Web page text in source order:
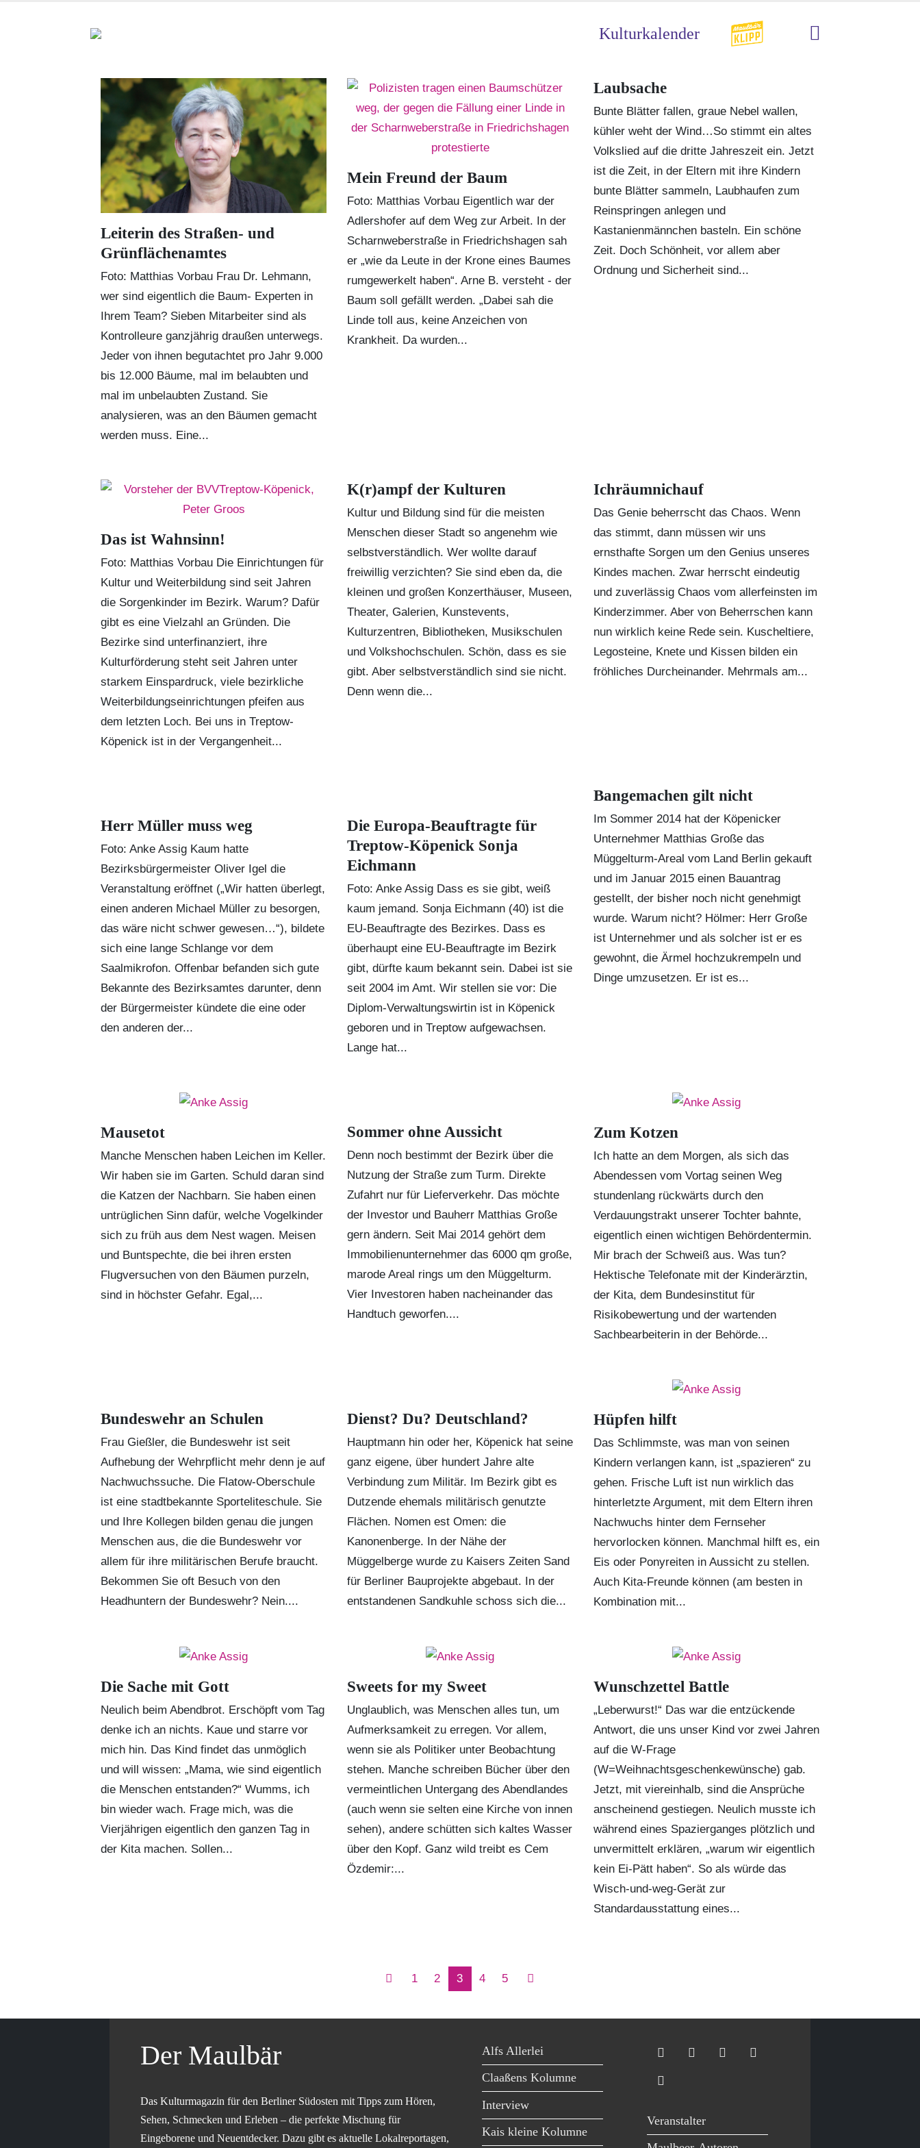
Kulturkalender
Leiterin des Straßen- und
Grünflächenamtes
Foto: Matthias Vorbau Frau Dr. Lehmann,
wer sind eigentlich die Baum- Experten in
Ihrem Team? Sieben Mitarbeiter sind als
Kontrolleure ganzjährig draußen unterwegs.
Jeder von ihnen begutachtet pro Jahr 9.000
bis 12.000 Bäume, mal im belaubten und
mal im unbelaubten Zustand. Sie
analysieren, was an den Bäumen gemacht
werden muss. Eine...
Mein Freund der Baum
Foto: Matthias Vorbau Eigentlich war der
Adlershofer auf dem Weg zur Arbeit. In der
Scharnweberstraße in Friedrichshagen sah
er „wie da Leute in der Krone eines Baumes
rumgewerkelt haben“. Arne B. versteht - der
Baum soll gefällt werden. „Dabei sah die
Linde toll aus, keine Anzeichen von
Krankheit. Da wurden...
Laubsache
Bunte Blätter fallen, graue Nebel wallen,
kühler weht der Wind…So stimmt ein altes
Volkslied auf die dritte Jahreszeit ein. Jetzt
ist die Zeit, in der Eltern mit ihre Kindern
bunte Blätter sammeln, Laubhaufen zum
Reinspringen anlegen und
Kastanienmännchen basteln. Ein schöne
Zeit. Doch Schönheit, vor allem aber
Ordnung und Sicherheit sind...
Das ist Wahnsinn!
Foto: Matthias Vorbau Die Einrichtungen für
Kultur und Weiterbildung sind seit Jahren
die Sorgenkinder im Bezirk. Warum? Dafür
gibt es eine Vielzahl an Gründen. Die
Bezirke sind unterfinanziert, ihre
Kulturförderung steht seit Jahren unter
starkem Einspardruck, viele bezirkliche
Weiterbildungseinrichtungen pfeifen aus
dem letzten Loch. Bei uns in Treptow-
Köpenick ist in der Vergangenheit...
K(r)ampf der Kulturen
Kultur und Bildung sind für die meisten
Menschen dieser Stadt so angenehm wie
selbstverständlich. Wer wollte darauf
freiwillig verzichten? Sie sind eben da, die
kleinen und großen Konzerthäuser, Museen,
Theater, Galerien, Kunstevents,
Kulturzentren, Bibliotheken, Musikschulen
und Volkshochschulen. Schön, dass es sie
gibt. Aber selbstverständlich sind sie nicht.
Denn wenn die...
Ichräumnichauf
Das Genie beherrscht das Chaos. Wenn
das stimmt, dann müssen wir uns
ernsthafte Sorgen um den Genius unseres
Kindes machen. Zwar herrscht eindeutig
und zuverlässig Chaos vom allerfeinsten im
Kinderzimmer. Aber von Beherrschen kann
nun wirklich keine Rede sein. Kuscheltiere,
Legosteine, Knete und Kissen bilden ein
fröhliches Durcheinander. Mehrmals am...
Herr Müller muss weg
Foto: Anke Assig Kaum hatte
Bezirksbürgermeister Oliver Igel die
Veranstaltung eröffnet („Wir hatten überlegt,
einen anderen Michael Müller zu besorgen,
das wäre nicht schwer gewesen…“), bildete
sich eine lange Schlange vor dem
Saalmikrofon. Offenbar befanden sich gute
Bekannte des Bezirksamtes darunter, denn
der Bürgermeister kündete die eine oder
den anderen der...
Die Europa-Beauftragte für
Treptow-Köpenick Sonja
Eichmann
Foto: Anke Assig Dass es sie gibt, weiß
kaum jemand. Sonja Eichmann (40) ist die
EU-Beauftragte des Bezirkes. Dass es
überhaupt eine EU-Beauftragte im Bezirk
gibt, dürfte kaum bekannt sein. Dabei ist sie
seit 2004 im Amt. Wir stellen sie vor: Die
Diplom-Verwaltungswirtin ist in Köpenick
geboren und in Treptow aufgewachsen.
Lange hat...
Bangemachen gilt nicht
Im Sommer 2014 hat der Köpenicker
Unternehmer Matthias Große das
Müggelturm-Areal vom Land Berlin gekauft
und im Januar 2015 einen Bauantrag
gestellt, der bisher noch nicht genehmigt
wurde. Warum nicht? Hölmer: Herr Große
ist Unternehmer und als solcher ist er es
gewohnt, die Ärmel hochzukrempeln und
Dinge umzusetzen. Er ist es...
Mausetot
Manche Menschen haben Leichen im Keller.
Wir haben sie im Garten. Schuld daran sind
die Katzen der Nachbarn. Sie haben einen
untrüglichen Sinn dafür, welche Vogelkinder
sich zu früh aus dem Nest wagen. Meisen
und Buntspechte, die bei ihren ersten
Flugversuchen von den Bäumen purzeln,
sind in höchster Gefahr. Egal,...
Sommer ohne Aussicht
Denn noch bestimmt der Bezirk über die
Nutzung der Straße zum Turm. Direkte
Zufahrt nur für Lieferverkehr. Das möchte
der Investor und Bauherr Matthias Große
gern ändern. Seit Mai 2014 gehört dem
Immobilienunternehmer das 6000 qm große,
marode Areal rings um den Müggelturm.
Vier Investoren haben nacheinander das
Handtuch geworfen....
Zum Kotzen
Ich hatte an dem Morgen, als sich das
Abendessen vom Vortag seinen Weg
stundenlang rückwärts durch den
Verdauungstrakt unserer Tochter bahnte,
eigentlich einen wichtigen Behördentermin.
Mir brach der Schweiß aus. Was tun?
Hektische Telefonate mit der Kinderärztin,
der Kita, dem Bundesinstitut für
Risikobewertung und der wartenden
Sachbearbeiterin in der Behörde...
Bundeswehr an Schulen
Frau Gießler, die Bundeswehr ist seit
Aufhebung der Wehrpflicht mehr denn je auf
Nachwuchssuche. Die Flatow-Oberschule
ist eine stadtbekannte Sporteliteschule. Sie
und Ihre Kollegen bilden genau die jungen
Menschen aus, die die Bundeswehr vor
allem für ihre militärischen Berufe braucht.
Bekommen Sie oft Besuch von den
Headhuntern der Bundeswehr? Nein....
Dienst? Du? Deutschland?
Hauptmann hin oder her, Köpenick hat seine
ganz eigene, über hundert Jahre alte
Verbindung zum Militär. Im Bezirk gibt es
Dutzende ehemals militärisch genutzte
Flächen. Nomen est Omen: die
Kanonenberge. In der Nähe der
Müggelberge wurde zu Kaisers Zeiten Sand
für Berliner Bauprojekte abgebaut. In der
entstandenen Sandkuhle schoss sich die...
Hüpfen hilft
Das Schlimmste, was man von seinen
Kindern verlangen kann, ist „spazieren“ zu
gehen. Frische Luft ist nun wirklich das
hinterletzte Argument, mit dem Eltern ihren
Nachwuchs hinter dem Fernseher
hervorlocken können. Manchmal hilft es, ein
Eis oder Ponyreiten in Aussicht zu stellen.
Auch Kita-Freunde können (am besten in
Kombination mit...
Die Sache mit Gott
Neulich beim Abendbrot. Erschöpft vom Tag
denke ich an nichts. Kaue und starre vor
mich hin. Das Kind findet das unmöglich
und will wissen: „Mama, wie sind eigentlich
die Menschen entstanden?“ Wumms, ich
bin wieder wach. Frage mich, was die
Vierjährigen eigentlich den ganzen Tag in
der Kita machen. Sollen...
Sweets for my Sweet
Unglaublich, was Menschen alles tun, um
Aufmerksamkeit zu erregen. Vor allem,
wenn sie als Politiker unter Beobachtung
stehen. Manche schreiben Bücher über den
vermeintlichen Untergang des Abendlandes
(auch wenn sie selten eine Kirche von innen
sehen), andere schütten sich kaltes Wasser
über den Kopf. Ganz wild treibt es Cem
Özdemir:...
Wunschzettel Battle
„Leberwurst!“ Das war die entzückende
Antwort, die uns unser Kind vor zwei Jahren
auf die W-Frage
(W=Weihnachtsgeschenkewünsche) gab.
Jetzt, mit viereinhalb, sind die Ansprüche
anscheinend gestiegen. Neulich musste ich
während eines Spazierganges plötzlich und
unvermittelt erklären, „warum wir eigentlich
kein Ei-Pätt haben“. So als würde das
Wisch-und-weg-Gerät zur
Standardausstattung eines...
1 2 3 4 5
Der Maulbär
Das Kulturmagazin für den Berliner Südosten mit Tipps zum Hören,
Sehen, Schmecken und Erleben – die perfekte Mischung für
Eingeborene und Neuentdecker. Dazu gibt es aktuelle Lokalreportagen,
Alfs Allerlei
Claaßens Kolumne
Interview
Kais kleine Kolumne
Veranstalter